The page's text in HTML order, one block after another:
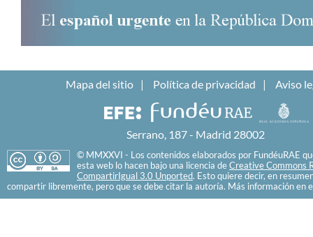
Mapa del sitio Política de privacidad Aviso
Serrano, 187 - Madrid 28002
© MMXXVI - Los contenidos elaborados por FundéuRAE
esta web lo hacen bajo una licencia de Creative Commons
CompartirIgual 3.0 Unported. Esto quiere decir, en
compartir libremente, pero que se debe citar la autoría. Más información en